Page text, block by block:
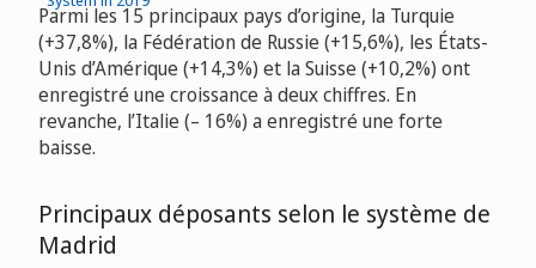
Parmi les 15 principaux pays d’origine, la Turquie
(+37,8%), la Fédération de Russie (+15,6%), les États-
Unis d’Amérique (+14,3%) et la Suisse (+10,2%) ont
enregistré une croissance à deux chiffres. En
revanche, l’Italie (– 16%) a enregistré une forte
baisse.
Principaux déposants selon le système de
Madrid